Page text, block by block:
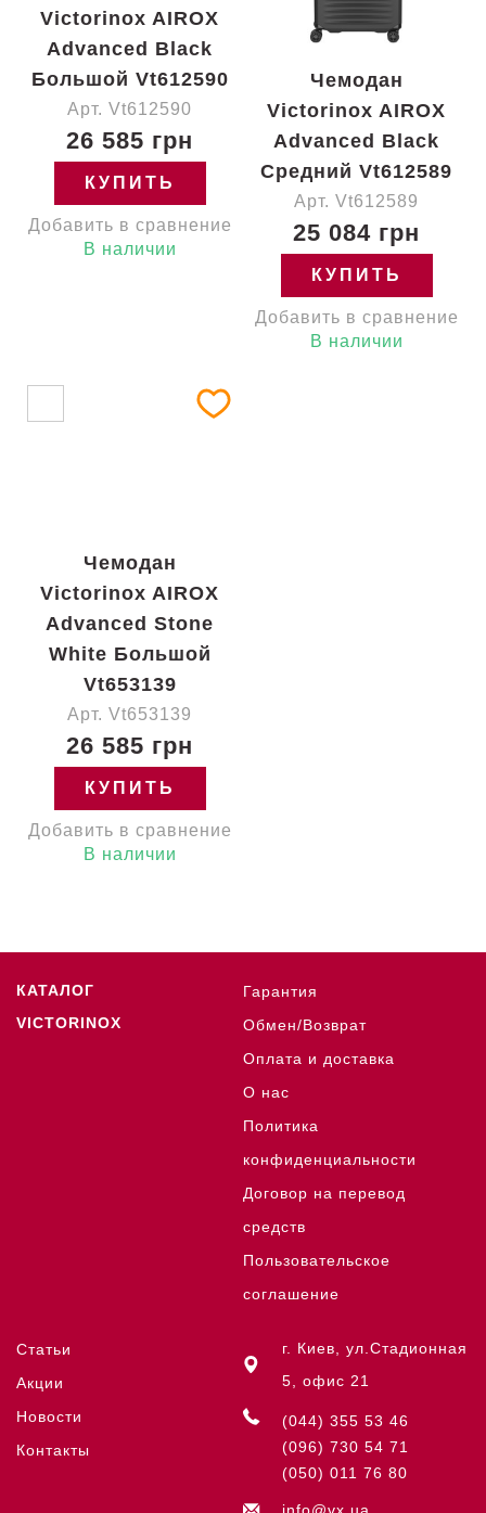
Victorinox AIROX
Advanced Black
Большой Vt612590
Арт. Vt612590
26 585 грн
КУПИТЬ
Добавить в сравнение
В наличии
Чемодан
Victorinox AIROX
Advanced Black
Средний Vt612589
Арт. Vt612589
25 084 грн
КУПИТЬ
Добавить в сравнение
В наличии
Чемодан
Victorinox AIROX
Advanced Stone
White Большой
Vt653139
Арт. Vt653139
26 585 грн
КУПИТЬ
Добавить в сравнение
В наличии
КАТАЛОГ
VICTORINOX
Гарантия
Обмен/Возврат
Оплата и доставка
О нас
Политика
конфиденциальности
Договор на перевод
средств
Пользовательское
соглашение
Статьи
Акции
Новости
Контакты
г. Киев, ул.Стадионная
5, офис 21
(044) 355 53 46
(096) 730 54 71
(050) 011 76 80